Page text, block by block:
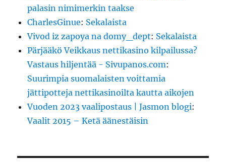
palasin nimimerkin taakse
CharlesGinue: Sekalaista
Vivod iz zapoya na domy_dept: Sekalaista
Pärjääkö Veikkaus nettikasino kilpailussa?
Vastaus hiljentää - Sivupanos.com:
Suurimpia suomalaisten voittamia
jättipotteja nettikasinoilta kautta aikojen
Vuoden 2023 vaalipostaus | Jasmon blogi:
Vaalit 2015 – Ketä äänestäisin